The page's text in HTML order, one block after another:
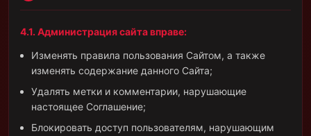
4.1. Администрация сайта вправе:
Изменять правила пользования Сайтом, а также
изменять содержание данного Сайта;
Удалять метки и комментарии, нарушающие
настоящее Соглашение;
Блокировать доступ пользователям, нарушающим